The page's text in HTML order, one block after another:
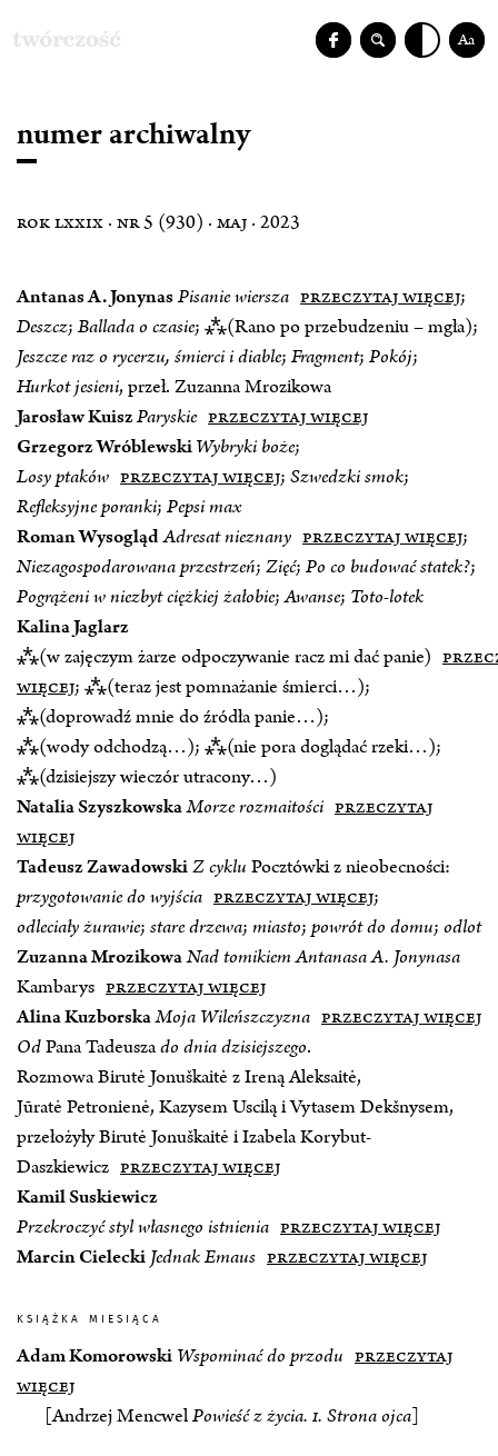
Aa
numer archiwalny
rok lxxix · nr 5 (930) · maj · 2023
Antanas A. JonynasPisanie wiersza przeczytaj więcej;
Deszcz; Ballada o czasie; ⁂(Rano po przebudzeniu – mgła);
Jeszcze raz o rycerzu, śmierci i diable; Fragment; Pokój;
Hurkot jesieni, przeł. Zuzanna Mrozikowa
Jarosław KuiszParyskie przeczytaj więcej
Grzegorz WróblewskiWybryki boże;
Losy ptaków przeczytaj więcej; Szwedzki smok;
Refleksyjne poranki; Pepsi max
Roman WysoglądAdresat nieznany przeczytaj więcej;
Niezagospodarowana przestrzeń; Zięć; Po co budować statek?;
Pogrążeni w niezbyt ciężkiej żałobie;Awanse; Toto-lotek
Kalina Jaglarz
⁂(w zajęczym żarze odpoczywanie racz mi dać panie)
więcej; ⁂(teraz jest pomnażanie śmierci…);
⁂(doprowadź mnie do źródła panie…);
⁂(wody odchodzą…); ⁂(nie pora doglądać rzeki…);
⁂(dzisiejszy wieczór utracony…)
Natalia SzyszkowskaMorze rozmaitości przeczytaj
więcej
Tadeusz ZawadowskiZ cyklu Pocztówki z nieobecności:
przygotowanie do wyjścia przeczytaj więcej;
odleciały żurawie; stare drzewa; miasto; powrót do domu; odlot
Zuzanna MrozikowaNad tomikiem Antanasa A. Jonynasa
Kambarys przeczytaj więcej
Alina KuzborskaMoja Wileńszczyzna przeczytaj więcej
OdPana Tadeuszado dnia dzisiejszego.
Rozmowa Birutė Jonuškaitė z Ireną Aleksaitė,
Jūratė Petronienė, Kazysem Uscilą i Vytasem Dekšnysem,
przełożyły Birutė Jonuškaitė i Izabela Korybut-
Daszkiewicz przeczytaj więcej
Kamil Suskiewicz
Przekroczyć styl własnego istnienia przeczytaj więcej
Marcin Cielecki Jednak Emaus przeczytaj więcej
książka miesiąca
Adam Komorowski Wspominać do przodu przeczytaj
więcej
[Andrzej MencwelPowieść z życia. I. Strona ojca]